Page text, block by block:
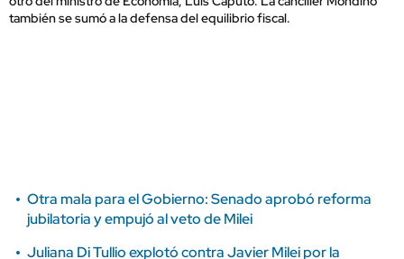
también se sumó a la defensa del equilibrio fiscal.
Otra mala para el Gobierno: Senado aprobó reforma
jubilatoria y empujó al veto de Milei
Juliana Di Tullio explotó contra Javier Milei por la